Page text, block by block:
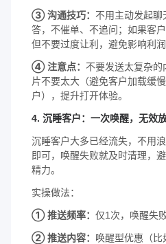
③ 沟通技巧： 不用主动发起
答，不催单、不追问；如果客
但不要过度让利，避免影响利润
④ 注意点： 不要发送太复杂
片不要太大（避免客户加载缓
户），提升打开体验。
4. 沉睡客户：一次唤醒，无效
沉睡客户大多已经流失，不用
即可，唤醒失败就及时清理，
精力。
实操做法：
① 推送频率： 仅1次，唤醒失
② 推送内容： 唤醒型优惠（比